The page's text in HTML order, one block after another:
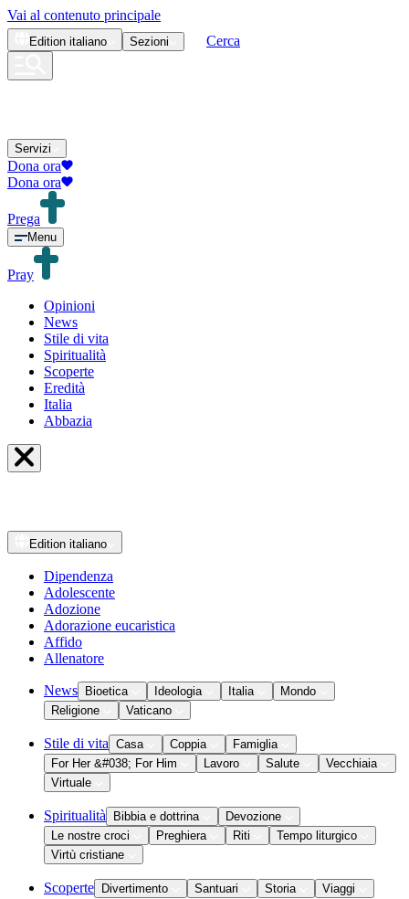
Vai al contenuto principale
Edition italiano Sezioni Cerca
Servizi
Dona ora
Dona ora
Prega
Menu
Pray
Opinioni
News
Stile di vita
Spiritualità
Scoperte
Eredità
Italia
Abbazia
Edition italiano
Dipendenza
Adolescente
Adozione
Adorazione eucaristica
Affido
Allenatore
News Bioetica Ideologia Italia
Mondo
Religione
Vaticano
Stile di vita Casa Coppia
Famiglia
For Her &#038; For Him
Lavoro Salute
Vecchiaia
Virtuale
Spiritualità Bibbia e dottrina
Devozione
Le nostre croci
Preghiera Riti
Tempo liturgico
Virtù cristiane
Scoperte Divertimento Santuari Storia Viaggi